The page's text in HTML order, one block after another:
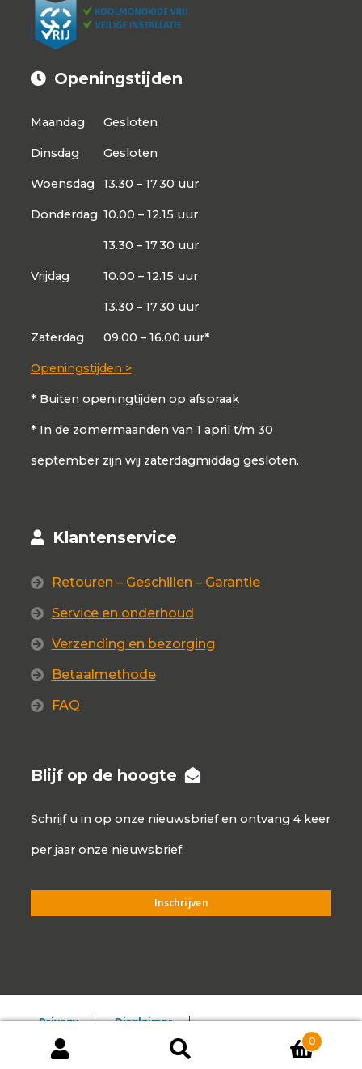
Openingstijden
Maandag Gesloten
Dinsdag Gesloten
Woensdag 13.30 – 17.30 uur
Donderdag 10.00 – 12.15 uur
13.30 – 17.30 uur
Vrijdag 10.00 – 12.15 uur
13.30 – 17.30 uur
Zaterdag 09.00 – 16.00 uur*
Openingstijden >
* Buiten openingtijden op afspraak
* In de zomermaanden van 1 april t/m 30
september zijn wij zaterdagmiddag gesloten.
Klantenservice
Retouren – Geschillen – Garantie
Service en onderhoud
Verzending en bezorging
Betaalmethode
FAQ
Blijf op de hoogte
Schrijf u in op onze nieuwsbrief en ontvang 4 keer
per jaar onze nieuwsbrief.
Producten
0
Privacy
Disclaimer
Algemene voorwaarden